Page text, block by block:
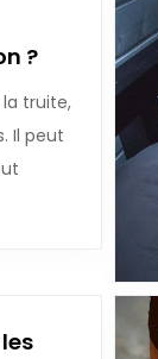
?
la truite,
Il peut